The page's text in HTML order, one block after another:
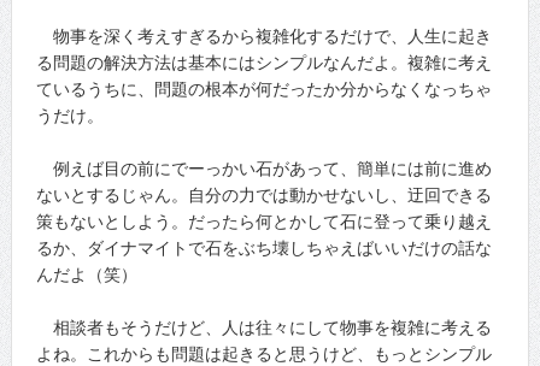
物事を深く考えすぎるから複雑化するだけで、人生に起き
る問題の解決方法は基本にはシンプルなんだよ。複雑に考え
ているうちに、問題の根本が何だったか分からなくなっちゃ
うだけ。
例えば目の前にでーっかい石があって、簡単には前に進め
ないとするじゃん。自分の力では動かせないし、迂回できる
策もないとしよう。だったら何とかして石に登って乗り越え
るか、ダイナマイトで石をぶち壊しちゃえばいいだけの話な
んだよ（笑）
相談者もそうだけど、人は往々にして物事を複雑に考える
よね。これからも問題は起きると思うけど、もっとシンプル